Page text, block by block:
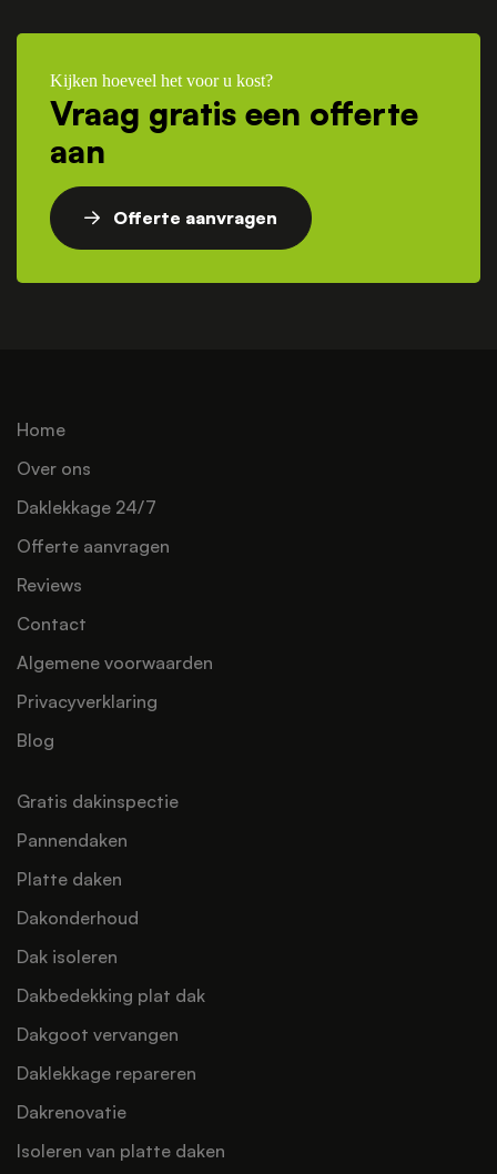
Kijken hoeveel het voor u kost?
Vraag gratis een offerte
aan
Offerte aanvragen
Home
Over ons
Daklekkage 24/7
Offerte aanvragen
Reviews
Contact
Algemene voorwaarden
Privacyverklaring
Blog
Gratis dakinspectie
Pannendaken
Platte daken
Dakonderhoud
Dak isoleren
Dakbedekking plat dak
Dakgoot vervangen
Daklekkage repareren
Dakrenovatie
Isoleren van platte daken